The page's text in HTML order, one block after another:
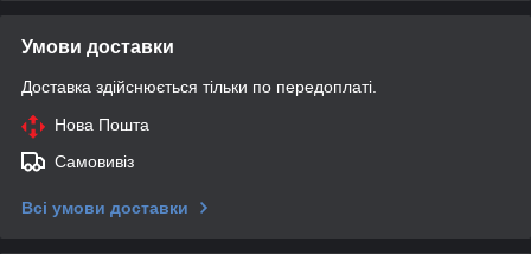
Умови доставки
Доставка здійснюється тільки по передоплаті.
Нова Пошта
Самовивіз
Всі умови доставки